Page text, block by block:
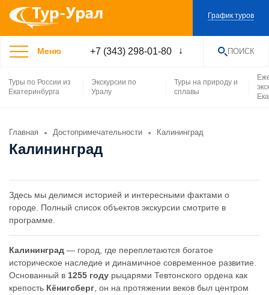
График туров
Меню +7 (343) 298-01-80 ПОИСК
НАЙТИ
Туры по России из
Екатеринбурга
Экскурсии по
Уралу
Туры на природу и
сплавы
Главная Достопримечательности Калининград
Калининград
Здесь мы делимся историей и интересными фактами о
городе. Полный список объектов экскурсии смотрите в
программе.
Калининград — город, где переплетаются богатое
историческое наследие и динамичное современное развитие.
Основанный в 1255 году рыцарями Тевтонского ордена как
крепость Кёнигсберг , он на протяжении веков был центром